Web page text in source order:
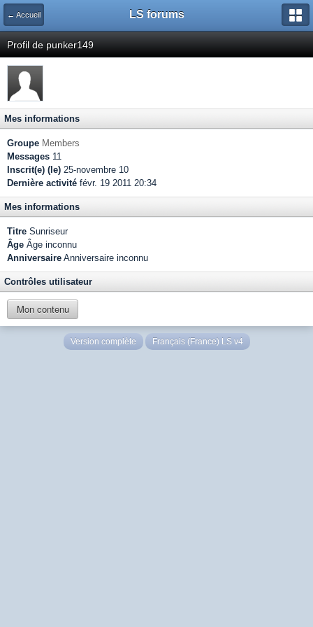
← Accueil LS forums
Profil de punker149
Mes informations
Groupe Members
Messages 11
Inscrit(e) (le) 25-novembre 10
Dernière activité févr. 19 2011 20:34
Mes informations
Titre Sunriseur
Âge Âge inconnu
Anniversaire Anniversaire inconnu
Contrôles utilisateur
Mon contenu
Version complète Français (France) LS v4